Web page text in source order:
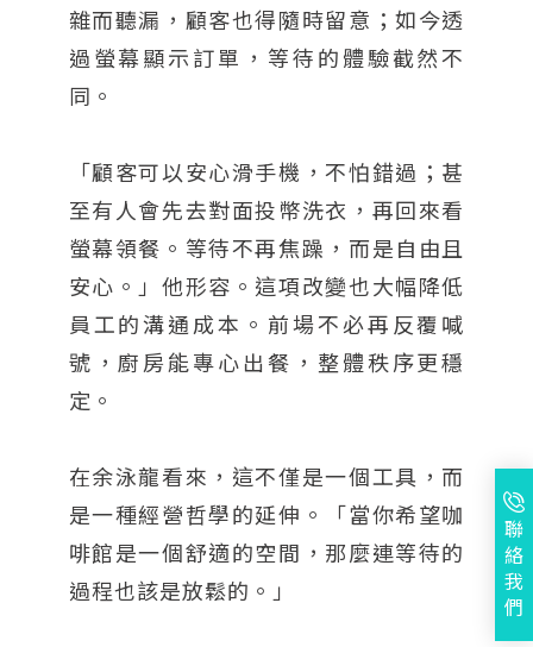
雜而聽漏，顧客也得隨時留意；如今透
過螢幕顯示訂單，等待的體驗截然不
同。
「顧客可以安心滑手機，不怕錯過；甚
至有人會先去對面投幣洗衣，再回來看
螢幕領餐。等待不再焦躁，而是自由且
安心。」他形容。這項改變也大幅降低
員工的溝通成本。前場不必再反覆喊
號，廚房能專心出餐，整體秩序更穩
定。
在余泳龍看來，這不僅是一個工具，而
是一種經營哲學的延伸。「當你希望咖
啡館是一個舒適的空間，那麼連等待的
過程也該是放鬆的。」
聯
絡
我
們